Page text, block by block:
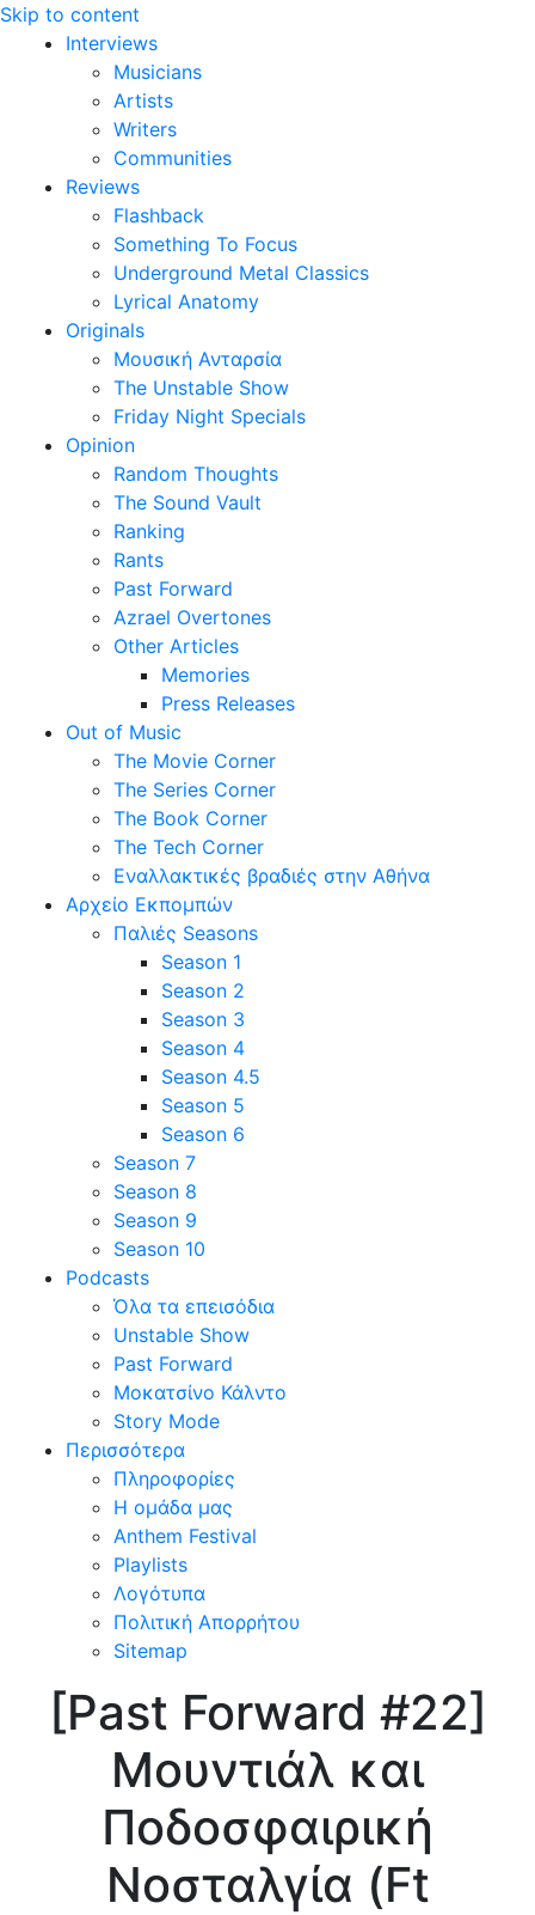
Skip to content
Interviews
Musicians
Artists
Writers
Communities
Reviews
Flashback
Something To Focus
Underground Metal Classics
Lyrical Anatomy
Originals
Μουσική Ανταρσία
The Unstable Show
Friday Night Specials
Opinion
Random Thoughts
The Sound Vault
Ranking
Rants
Past Forward
Azrael Overtones
Other Articles
Memories
Press Releases
Out of Music
The Movie Corner
The Series Corner
The Book Corner
The Tech Corner
Εναλλακτικές βραδιές στην Αθήνα
Αρχείο Εκπομπών
Παλιές Seasons
Season 1
Season 2
Season 3
Season 4
Season 4.5
Season 5
Season 6
Season 7
Season 8
Season 9
Season 10
Podcasts
Όλα τα επεισόδια
Unstable Show
Past Forward
Μοκατσίνο Κάλντο
Story Mode
Περισσότερα
Πληροφορίες
Η ομάδα μας
Anthem Festival
Playlists
Λογότυπα
Πολιτική Απορρήτου
Sitemap
[Past Forward #22]
Μουντιάλ και
Ποδοσφαιρική
Νοσταλγία (Ft